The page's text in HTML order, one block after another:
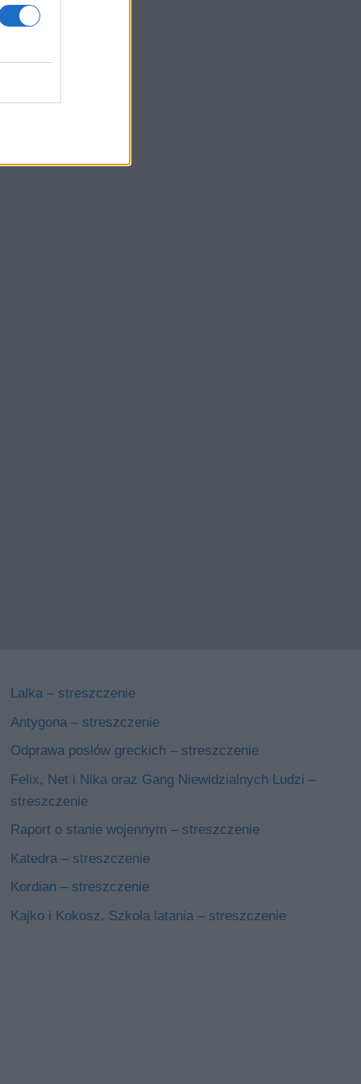
Lalka – streszczenie
Antygona – streszczenie
Odprawa posłów greckich – streszczenie
Felix, Net i Nika oraz Gang Niewidzialnych Ludzi –
streszczenie
Raport o stanie wojennym – streszczenie
Katedra – streszczenie
Kordian – streszczenie
Kajko i Kokosz. Szkoła latania – streszczenie